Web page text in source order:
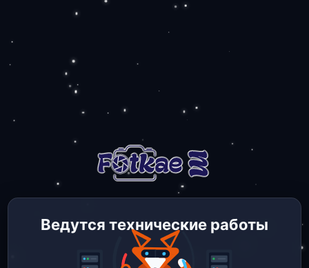
Ведутся технические работы